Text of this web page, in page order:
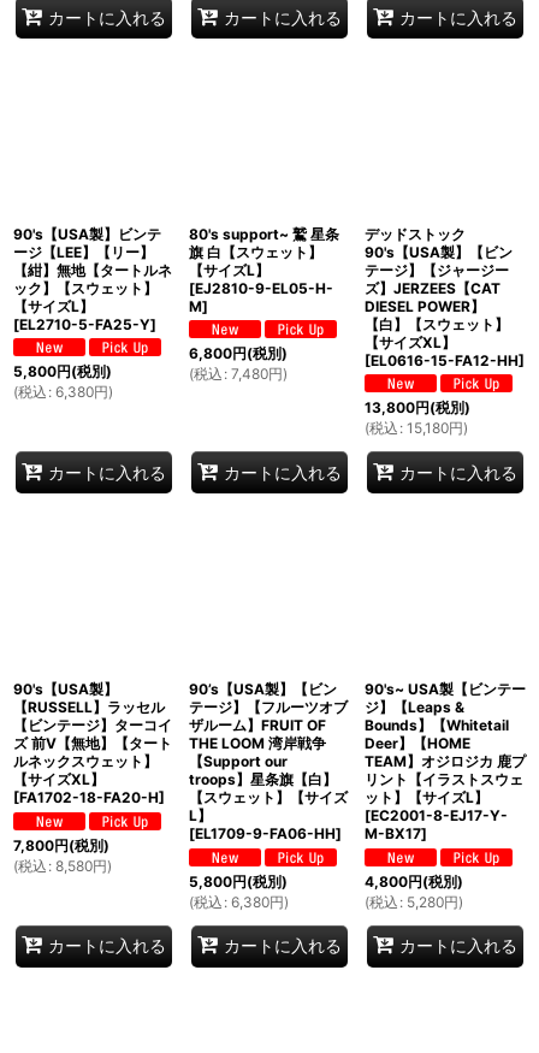
カートに入れる カートに入れる カートに入れる
90's【USA製】ビンテ
ージ【LEE】【リー】
【紺】無地【タートルネ
ック】【スウェット】
【サイズL】
[EL2710-5-FA25-Y]
5,800円(税別)
(税込 : 6,380円)
カートに入れる
80's support~ 鷲 星条
旗 白【スウェット】
【サイズL】
[EJ2810-9-EL05-H-
M]
6,800円(税別)
(税込 : 7,480円)
カートに入れる
デッドストック
90's【USA製】【ビン
テージ】【ジャージー
ズ】JERZEES【CAT
DIESEL POWER】
【白】【スウェット】
【サイズXL】
[EL0616-15-FA12-HH]
13,800円(税別)
(税込 : 15,180円)
カートに入れる
90's【USA製】
【RUSSELL】ラッセル
【ビンテージ】ターコイ
ズ 前V【無地】【タート
ルネックスウェット】
【サイズXL】
[FA1702-18-FA20-H]
7,800円(税別)
(税込 : 8,580円)
カートに入れる
90’s【USA製】【ビン
テージ】【フルーツオブ
ザルーム】FRUIT OF
THE LOOM 湾岸戦争
【Support our
troops】星条旗【白】
【スウェット】【サイズ
L】
[EL1709-9-FA06-HH]
5,800円(税別)
(税込 : 6,380円)
カートに入れる
90's~ USA製【ビンテー
ジ】【Leaps &
Bounds】【Whitetail
Deer】【HOME
TEAM】オジロジカ 鹿プ
リント【イラストスウェ
ット】【サイズL】
[EC2001-8-EJ17-Y-
M-BX17]
4,800円(税別)
(税込 : 5,280円)
カートに入れる